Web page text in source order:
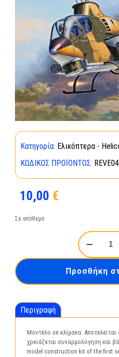
Κατηγορία: Ελικόπτερα -
ΚΩΔΙΚΌΣ ΠΡΟΪΌΝΤΟΣ:
10,00 €
Σε απόθεμα
Bell
AH-
1G
4954
ποσότητα
Προσθήκη
Περιγραφή
Μοντέλο σε κλίμακα. Αποτελείται
χρειάζεται συναρμολόγηση και
model construction kit of the first